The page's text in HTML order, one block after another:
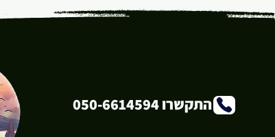
טיפוח הפרדה קוגניטיבית
התקשרו 050-6614594